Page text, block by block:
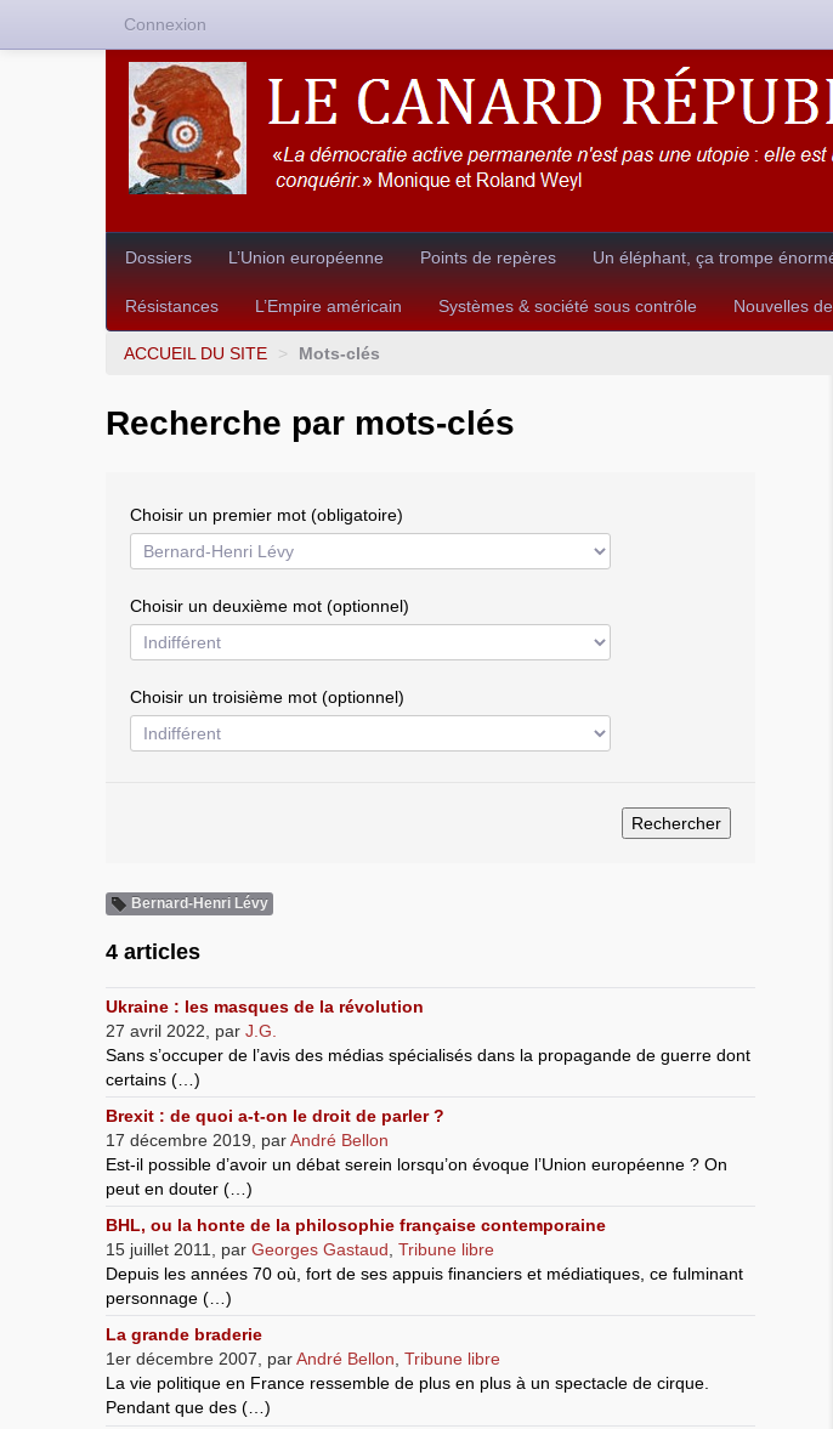
Dossiers L’Union européenne Points de repères Un éléphant, ça trompe
Résistances L’Empire américain Systèmes & société sous contrôle Nouvelles
ACCUEIL DU SITE > Mots-clés
Recherche par mots-clés
Choisir un premier mot (obligatoire)
Choisir un deuxième mot (optionnel)
Choisir un troisième mot (optionnel)
Bernard-Henri Lévy
4 articles
Ukraine : les masques de la révolution
27 avril 2022
par J.G.
Sans s’occuper de l’avis des médias spécialisés dans la propagande de guerre dont
certains (…)
Brexit : de quoi a-t-on le droit de parler ?
17 décembre 2019
parAndré Bellon
Est-il possible d’avoir un débat serein lorsqu’on évoque l’Union européenne ? On
peut en douter (…)
BHL, ou la honte de la philosophie française contemporaine
15 juillet 2011
par Georges Gastaud Tribune libre
Depuis les années 70 où, fort de ses appuis financiers et médiatiques, ce fulminant
personnage (…)
La grande braderie
1er décembre 2007
parAndré Bellon Tribune libre
La vie politique en France ressemble de plus en plus à un spectacle de cirque.
Pendant que des (…)
Connexion